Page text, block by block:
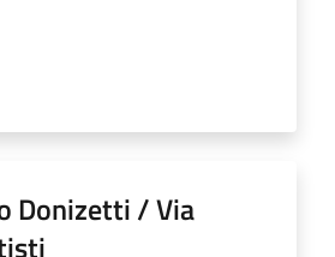
Donizetti / Via